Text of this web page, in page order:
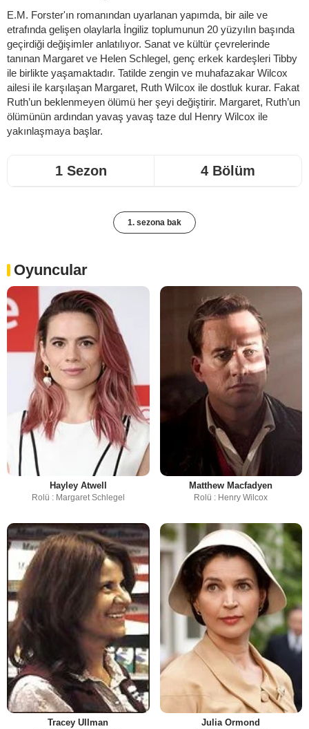
E.M. Forster'ın romanından uyarlanan yapımda, bir aile ve
etrafında gelişen olaylarla İngiliz toplumunun 20 yüzyılın başında
geçirdiği değişimler anlatılıyor. Sanat ve kültür çevrelerinde
tanınan Margaret ve Helen Schlegel, genç erkek kardeşleri Tibby
ile birlikte yaşamaktadır. Tatilde zengin ve muhafazakar Wilcox
ailesi ile karşılaşan Margaret, Ruth Wilcox ile dostluk kurar. Fakat
Ruth’un beklenmeyen ölümü her şeyi değiştirir. Margaret, Ruth’un
ölümünün ardından yavaş yavaş taze dul Henry Wilcox ile
yakınlaşmaya başlar.
1 Sezon 4 Bölüm
1. sezona bak
Oyuncular
Hayley Atwell
Rolü : Margaret Schlegel
Matthew Macfadyen
Rolü : Henry Wilcox
Tracey Ullman Julia Ormond